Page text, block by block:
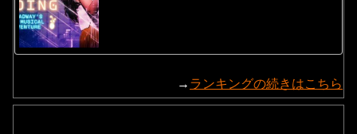
→ ランキングの続きはこちら